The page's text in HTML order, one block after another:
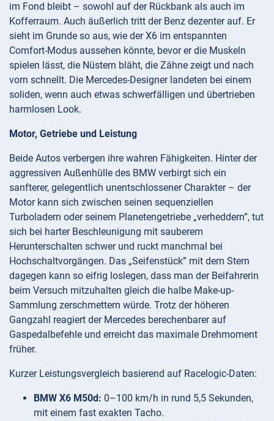
im Fond bleibt – sowohl auf der Rückbank als auch im
Kofferraum. Auch äußerlich tritt der Benz dezenter auf. Er
sieht im Grunde so aus, wie der X6 im entspannten
Comfort-Modus aussehen könnte, bevor er die Muskeln
spielen lässt, die Nüstern bläht, die Zähne zeigt und nach
vorn schnellt. Die Mercedes-Designer landeten bei einem
soliden, wenn auch etwas schwerfälligen und übertrieben
harmlosen Look.
Motor, Getriebe und Leistung
Beide Autos verbergen ihre wahren Fähigkeiten. Hinter der
aggressiven Außenhülle des BMW verbirgt sich ein
sanfterer, gelegentlich unentschlossener Charakter – der
Motor kann sich zwischen seinen sequenziellen
Turboladern oder seinem Planetengetriebe „verheddern”, tut
sich bei harter Beschleunigung mit sauberem
Herunterschalten schwer und ruckt manchmal bei
Hochschaltvorgängen. Das „Seifenstück” mit dem Stern
dagegen kann so eifrig loslegen, dass man der Beifahrerin
beim Versuch mitzuhalten gleich die halbe Make-up-
Sammlung zerschmettern würde. Trotz der höheren
Gangzahl reagiert der Mercedes berechenbarer auf
Gaspedalbefehle und erreicht das maximale Drehmoment
früher.
Kurzer Leistungsvergleich basierend auf Racelogic-Daten:
BMW X6 M50d: 0–100 km/h in rund 5,5 Sekunden,
mit einem fast exakten Tacho.